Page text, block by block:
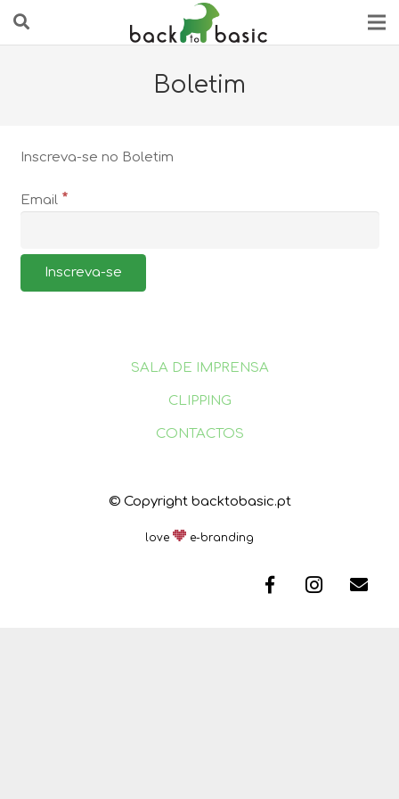
Boletim
Inscreva-se no Boletim
Email *
SALA DE IMPRENSA
CLIPPING
CONTACTOS
© Copyright backtobasic.pt
love e-branding